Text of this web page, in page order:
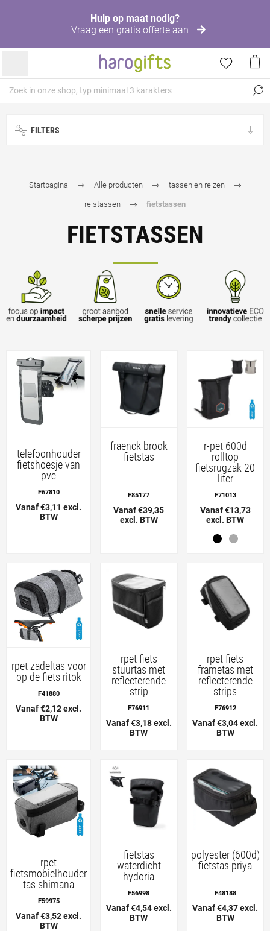
Hulp op maat nodig?
Vraag een gratis offerte aan
FILTERS
Startpagina Alle producten tassen en reizen
reistassen fietstassen
FIETSTASSEN
telefoonhouder
fietshoesje van
pvc
F67810
Vanaf €3,11 excl.
BTW
fraenck brook
fietstas
F85177
Vanaf €39,35
excl. BTW
r-pet 600d
rolltop
fietsrugzak 20
liter
F71013
Vanaf €13,73
excl. BTW
rpet zadeltas voor
op de fiets ritok
F41880
Vanaf €2,12 excl.
BTW
rpet fiets
stuurtas met
reflecterende
strip
F76911
Vanaf €3,18 excl.
BTW
rpet fiets
frametas met
reflecterende
strips
F76912
Vanaf €3,04 excl.
BTW
rpet
fietsmobielhouder
tas shimana
F59975
Vanaf €3,52 excl.
BTW
fietstas
waterdicht
hydoria
F56998
Vanaf €4,54 excl.
BTW
polyester (600d)
fietstas priya
F48188
Vanaf €4,37 excl.
BTW